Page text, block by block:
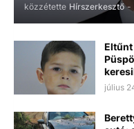
közzétette Hírszerkesztő -
Eltűnt
július